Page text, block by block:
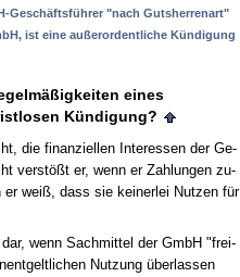
Geschäftsführer "nach Guts­her­ren­art"
ist ei­ne außer­or­dent­li­che Kündi­gung
ei­nes
Kündi­gung?
die fi­nan­zi­el­len In­ter­es­sen der Ge­
verstößt er, wenn er Zah­lun­gen zu­
weiß, dass sie kei­ner­lei Nut­zen für
wenn Sach­mit­tel der GmbH "frei­
Nut­zung über­las­sen